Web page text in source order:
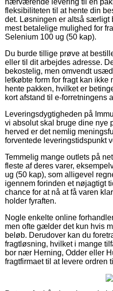
fleksibiliteten til at hente din
det. Løsningen er altså særligt
mest betalelige mulighed for
Selenium 100 ug (50 kap).
Du burde tillige prøve at
eller til dit arbejdes adresse.
bekostelig, men omvendt
letkøbte form for fragt kan
hente pakken, hvilket er
kort afstand til e-forretningens
Leveringsdygtigheden på
vi absolut skal bruge dine nye
herved er det nemlig
forventede leveringstidspunkt
Temmelig mange outlets på
fleste af deres varer,
ug (50 kap), som alligevel
igennem forinden et nøjagtigt
chance for at nå at få varen
holder fyraften.
Nogle enkelte online
men ofte gælder det kun hvis
beløb. Derudover kan du
fragtløsning, hvilket i mange
bor nær Herning, Odder eller
fragtfirmaet til at levere ordren